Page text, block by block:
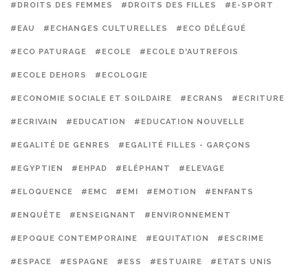
#DROITS DES FEMMES #DROITS DES FILLES #E-SPORT
#EAU #ECHANGES CULTURELLES #ECO DÉLÉGUÉ
#ECO PATURAGE #ECOLE #ECOLE D'AUTREFOIS
#ECOLE DEHORS #ECOLOGIE
#ECONOMIE SOCIALE ET SOILDAIRE #ECRANS #ECRITURE
#ECRIVAIN #EDUCATION #EDUCATION NOUVELLE
#EGALITÉ DE GENRES #EGALITÉ FILLES - GARÇONS
#EGYPTIEN #EHPAD #ELÉPHANT #ELEVAGE
#ELOQUENCE #EMC #EMI #EMOTION #ENFANTS
#ENQUÊTE #ENSEIGNANT #ENVIRONNEMENT
#EPOQUE CONTEMPORAINE #EQUITATION #ESCRIME
#ESPACE #ESPAGNE #ESS #ESTUAIRE #ETATS UNIS